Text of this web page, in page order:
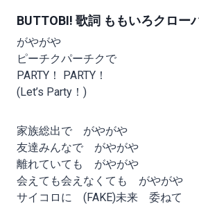
BUTTOBI! 歌詞 ももいろクロー
がやがや
ピーチクパーチクで
PARTY！ PARTY！
(Let’s Party！)
家族総出で がやがや
友達みんなで がやがや
離れていても がやがや
会えても会えなくても がやがや
サイコロに (FAKE)未来 委ねて